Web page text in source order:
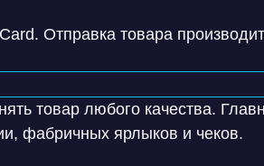
Отправка товара
товар любого качества.
фабричных ярлыков и чеков.